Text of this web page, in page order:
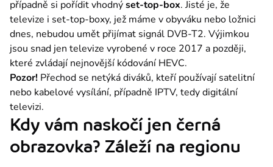
Provi Pojištění
ProviGo
800 148 148
Bezplatná linka v době 8-20 hod. přes týden, 9-13 hod. o víkendech a svátcích
případně si pořídit vhodný set-top-box. Jisté je, že
televize i set-top-boxy, jež máme v obyváku nebo ložnici
dnes, nebudou umět přijímat signál DVB-T2. Výjimkou
jsou snad jen televize vyrobené v roce 2017 a později,
které zvládají nejnovější kódování HEVC.
Pozor! Přechod se netýká diváků, kteří používají satelitní
nebo kabelové vysílání, případně IPTV, tedy digitální
televizi.
Kdy vám naskočí jen černá
obrazovka? Záleží na regionu